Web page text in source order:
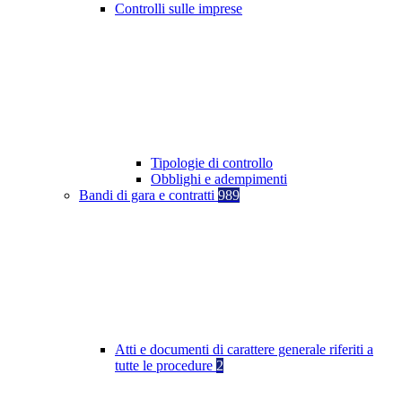
Controlli sulle imprese
Tipologie di controllo
Obblighi e adempimenti
Bandi di gara e contratti 989
Atti e documenti di carattere generale riferiti a
tutte le procedure 2